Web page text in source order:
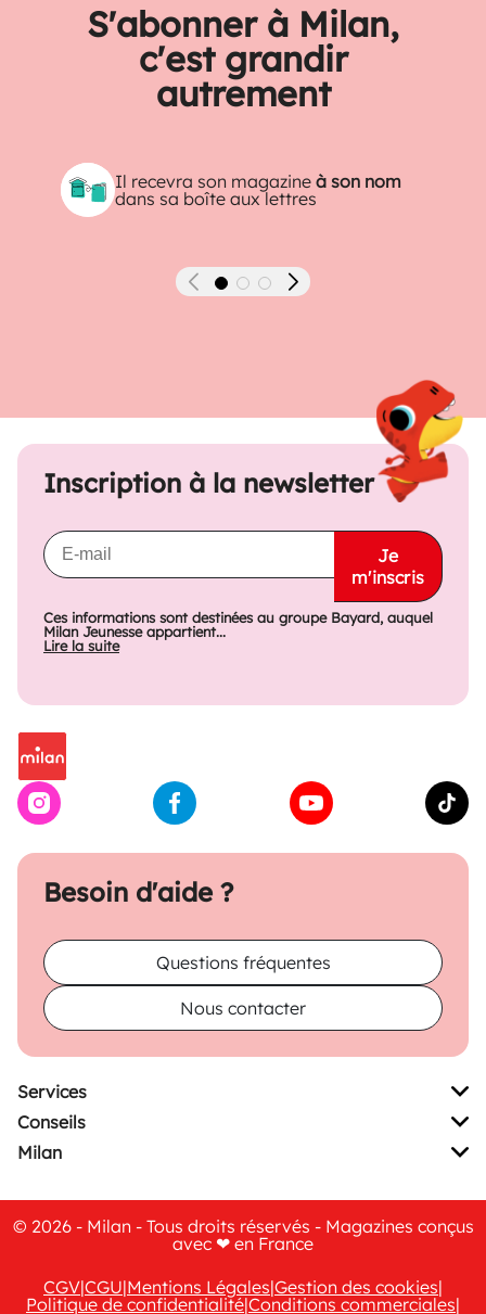
S'abonner à Milan,
c'est grandir
autrement
Il recevra son magazineà son nom
dans sa boîte aux lettres
Précédent Suivant
Besoin d'aide ?
Questions fréquentes
Nous contacter
Inscription à la newsletter
Je
m'inscris
Ces informations sont destinées au groupe Bayard, auquel
Milan Jeunesse appartient...
Lire la suite
Services
Conseils
Milan
© 2026 - Milan - Tous droits réservés - Magazines conçus
avec ❤ en France
CGV|CGU|Mentions Légales|Gestion des cookies|
Politique de confidentialité|Conditions commerciales|